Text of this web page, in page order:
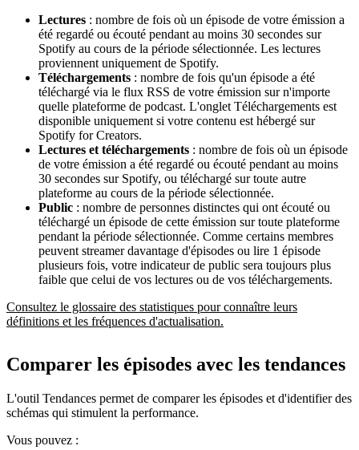
Lectures : nombre de fois où un épisode de votre émission a
été regardé ou écouté pendant au moins 30 secondes sur
Spotify au cours de la période sélectionnée. Les lectures
proviennent uniquement de Spotify.
Téléchargements : nombre de fois qu'un épisode a été
téléchargé via le flux RSS de votre émission sur n'importe
quelle plateforme de podcast. L'onglet Téléchargements est
disponible uniquement si votre contenu est hébergé sur
Spotify for Creators.
Lectures et téléchargements : nombre de fois où un épisode
de votre émission a été regardé ou écouté pendant au moins
30 secondes sur Spotify, ou téléchargé sur toute autre
plateforme au cours de la période sélectionnée.
Public : nombre de personnes distinctes qui ont écouté ou
téléchargé un épisode de cette émission sur toute plateforme
pendant la période sélectionnée. Comme certains membres
peuvent streamer davantage d'épisodes ou lire 1 épisode
plusieurs fois, votre indicateur de public sera toujours plus
faible que celui de vos lectures ou de vos téléchargements.
Consultez le glossaire des statistiques pour connaître leurs
définitions et les fréquences d'actualisation.
Comparer les épisodes avec les tendances
L'outil Tendances permet de comparer les épisodes et d'identifier des
schémas qui stimulent la performance.
Vous pouvez :